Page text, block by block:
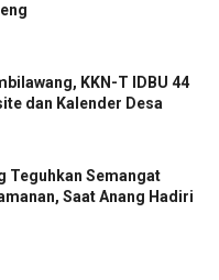
KKN-T IDBU 44
dan Kalender Desa
Teguhkan Semangat
Saat Anang Hadiri